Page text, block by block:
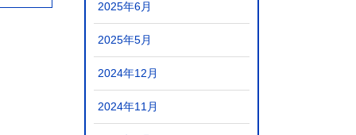
2025年6月
2025年5月
2024年12月
2024年11月